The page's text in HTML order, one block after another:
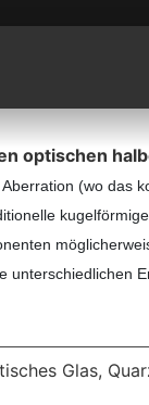
optischen
(wo
Glas,